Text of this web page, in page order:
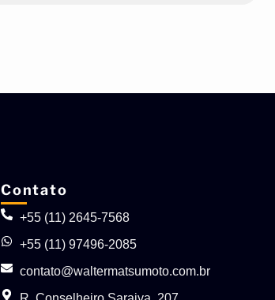
Contato
+55 (11) 2645-7568
+55 (11) 97496-2085
contato@waltermatsumoto.com.br